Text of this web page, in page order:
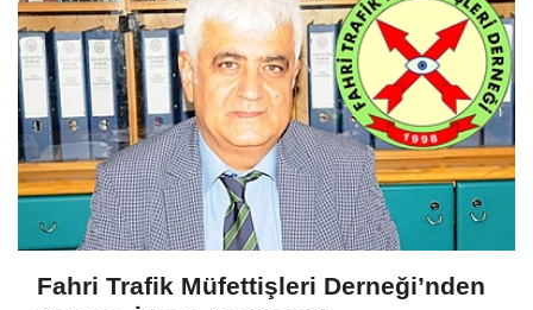
Fahri Trafik Müfettişleri Derneği’nden